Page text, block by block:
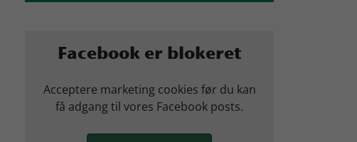
17. juli 2026
Marius Nørsøller udlejes til HØJ Elite
14. juli 2026
Facebook er blokeret
Acceptere marketing cookies før du kan
få adgang til vores Facebook posts.